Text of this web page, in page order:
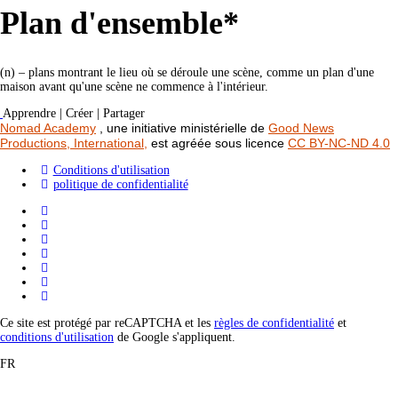
Plan d'ensemble*
(n) – plans montrant le lieu où se déroule une scène, comme un plan d'une
maison avant qu'une scène ne commence à l'intérieur.
Apprendre | Créer | Partager
Nomad Academy , une initiative ministérielle de Good News
Productions, International, est agréée sous licence CC BY-NC-ND 4.0
Conditions d'utilisation
politique de confidentialité
Ce site est protégé par reCAPTCHA et les règles de confidentialité et
conditions d'utilisation de Google s'appliquent.
FR